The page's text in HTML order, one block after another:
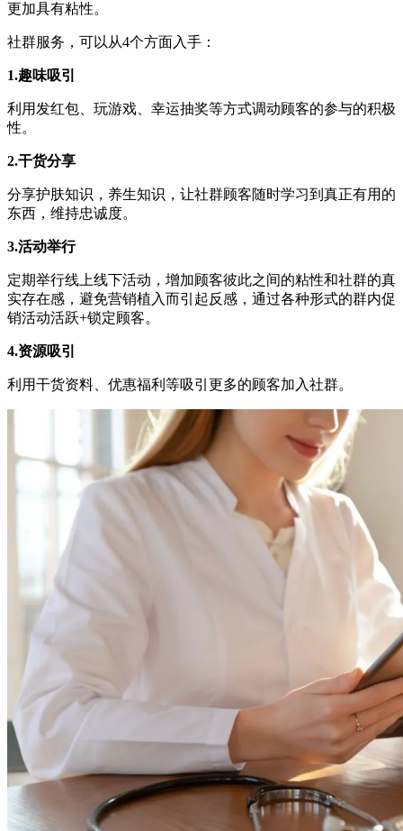
更加具有粘性。
社群服务，可以从4个方面入手：
1.趣味吸引
利用发红包、玩游戏、幸运抽奖等方式调动顾客的参与的积极
性。
2.干货分享
分享护肤知识，养生知识，让社群顾客随时学习到真正有用的
东西，维持忠诚度。
3.活动举行
定期举行线上线下活动，增加顾客彼此之间的粘性和社群的真
实存在感，避免营销植入而引起反感，通过各种形式的群内促
销活动活跃+锁定顾客。
4.资源吸引
利用干货资料、优惠福利等吸引更多的顾客加入社群。